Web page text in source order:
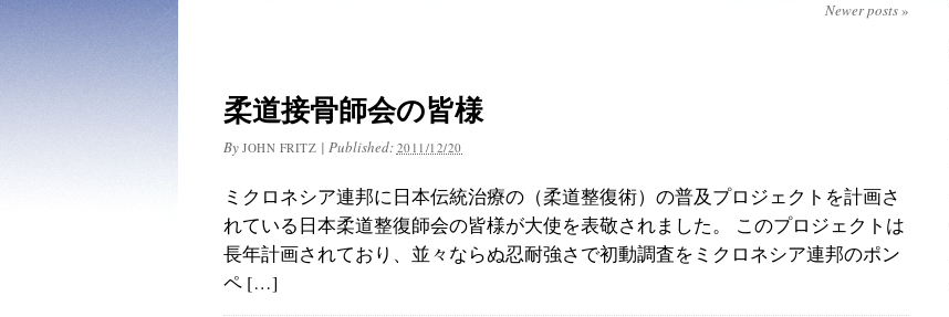
Newer posts»
柔道接骨師会の皆様
By JOHN FRITZ | Published: 2011/12/20
ミクロネシア連邦に日本伝統治療の（柔道整復術）の普及プロジェクトを計画さ
れている日本柔道整復師会の皆様が大使を表敬されました。 このプロジェクトは
長年計画されており、並々ならぬ忍耐強さで初動調査をミクロネシア連邦のポン
ペ […]